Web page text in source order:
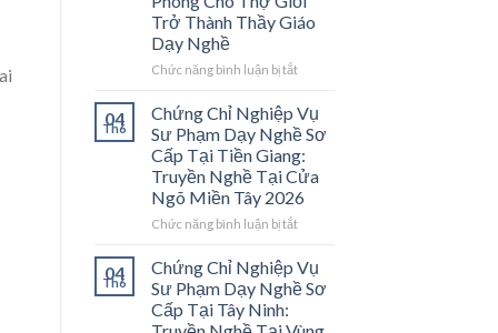
Phạm
Sơ
2026:
Mở
Cánh
Cửa
Nghề
Dạy
Ở
Trung
ĐBSCL
Trở Thành Thầy Giáo
Dạy Nghề
Chức năng bình luận bị tắtở
Chỉ
Nghiệp
Vụ
Sư
Phạm
Sơ
Cấp
Vinh
2026:
04
Th6
Chứng Chỉ Nghiệp Vụ
Sư Phạm Dạy Nghề Sơ
Cấp Tại Tiền Giang:
Truyền Nghề Tại Cửa
Ngõ Miền Tây 2026
Chức năng bình luận bị tắtở
Chỉ
Nghiệp
Vụ
04
Th6
Chứng Chỉ Nghiệp Vụ
Sư Phạm Dạy Nghề Sơ
Cấp Tại Tây Ninh: